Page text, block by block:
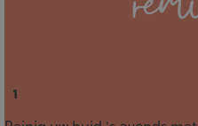
natuurlijke